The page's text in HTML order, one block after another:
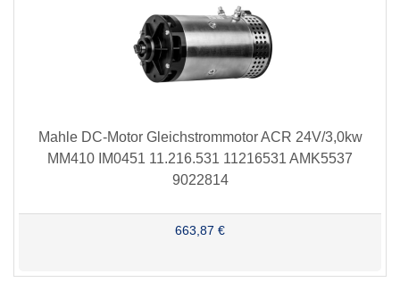
Mahle DC-Motor Gleichstrommotor ACR 24V/3,0kw
MM410 IM0451 11.216.531 11216531 AMK5537
9022814
663,87 €